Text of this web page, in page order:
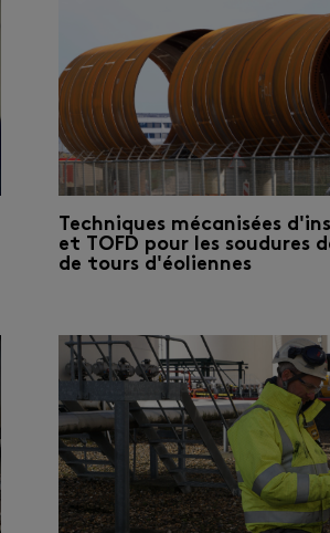
Techniques mécanisées
et TOFD pour les soudures
de tours d'éoliennes